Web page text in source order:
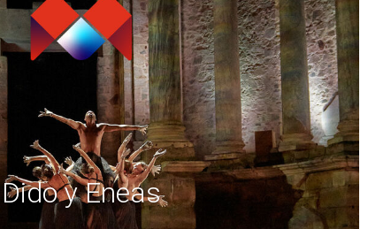
Dido y Eneas